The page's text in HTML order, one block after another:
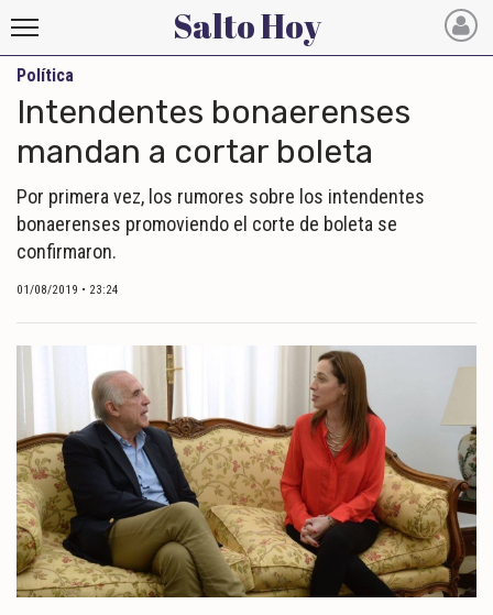
Salto
Hoy
INICIO
NOTICIAS RECIENTES
MUNDO
POLICIALES
DEPORTES
ESPECTÁCULOS
NACIONALES
REGIONALES
Salto Hoy
Política
Intendentes bonaerenses
mandan a cortar boleta
Por primera vez, los rumores sobre los intendentes
bonaerenses promoviendo el corte de boleta se
confirmaron.
01/08/2019 • 23:24